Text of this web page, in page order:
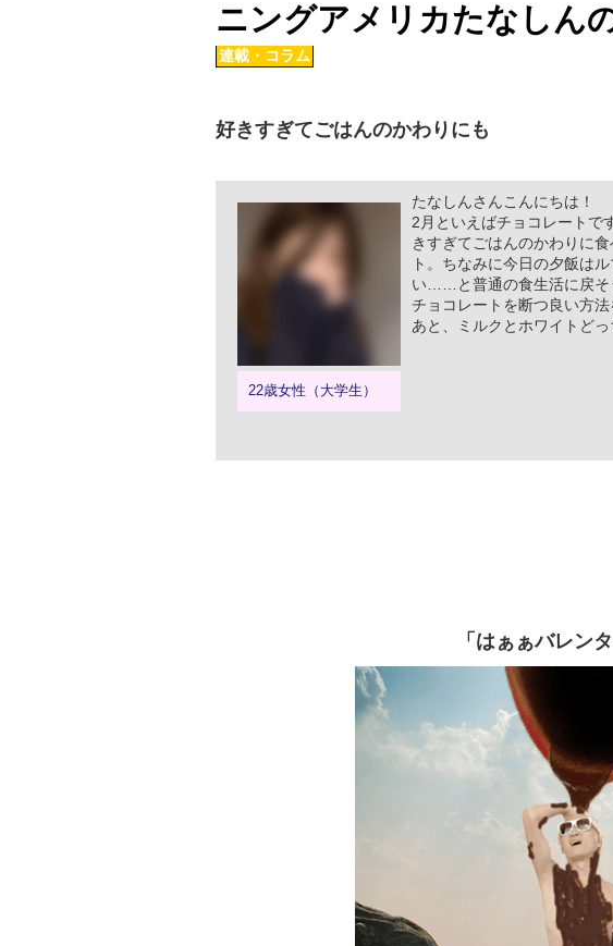
ニングアメリカたなしん
連載・コラム
好きすぎてごはんのかわりにも
22歳女性（大学生）
たなしんさんこんにちは！
2月といえばチョコレートで
きすぎてごはんのかわりに
ト。ちなみに今日の夕飯は
い……と普通の食生活に戻そ
チョコレートを断つ良い方法
あと、ミルクとホワイトど
「はぁぁバレンタ